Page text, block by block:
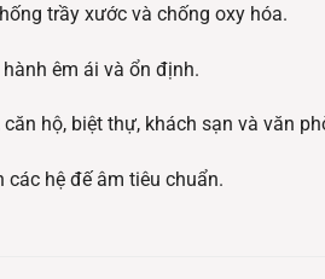
trầy xước và chống oxy hóa.
êm ái và ổn định.
hộ, biệt thự, khách sạn và văn
hệ đế âm tiêu chuẩn.